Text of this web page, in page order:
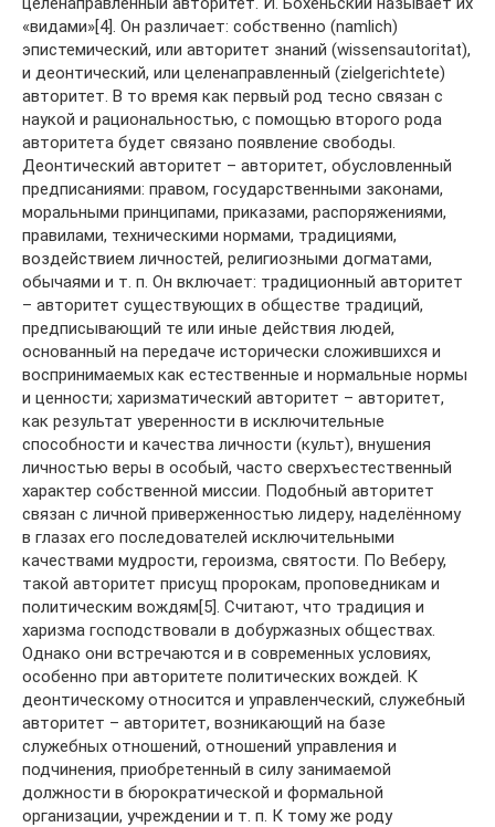
«видами»[4]. Он различает: собственно (namlich)
эпистемический, или авторитет знаний (wissensautoritat),
и деонтический, или целенаправленный (zielgerichtete)
авторитет. В то время как первый род тесно связан с
наукой и рациональностью, с помощью второго рода
авторитета будет связано появление свободы.
Деонтический авторитет – авторитет, обусловленный
предписаниями: правом, государственными законами,
моральными принципами, приказами, распоряжениями,
правилами, техническими нормами, традициями,
воздействием личностей, религиозными догматами,
обычаями и т. п. Он включает: традиционный авторитет
– авторитет существующих в обществе традиций,
предписывающий те или иные действия людей,
основанный на передаче исторически сложившихся и
воспринимаемых как естественные и нормальные нормы
и ценности; харизматический авторитет – авторитет,
как результат уверенности в исключительные
способности и качества личности (культ), внушения
личностью веры в особый, часто сверхъестественный
характер собственной миссии. Подобный авторитет
связан с личной приверженностью лидеру, наделённому
в глазах его последователей исключительными
качествами мудрости, героизма, святости. По Веберу,
такой авторитет присущ пророкам, проповедникам и
политическим вождям[5]. Считают, что традиция и
харизма господствовали в добуржазных обществах.
Однако они встречаются и в современных условиях,
особенно при авторитете политических вождей. К
деонтическому относится и управленческий, служебный
авторитет – авторитет, возникающий на базе
служебных отношений, отношений управления и
подчинения, приобретенный в силу занимаемой
должности в бюрократической и формальной
организации, учреждении и т. п. К тому же роду